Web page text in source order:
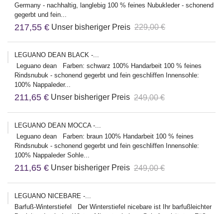
Germany - nachhaltig, langlebig 100 % feines Nubukleder - schonend
gegerbt und fein...
217,55 € Unser bisheriger Preis 229,00 €
LEGUANO DEAN BLACK -...
Leguano dean Farben: schwarz 100% Handarbeit 100 % feines
Rindsnubuk - schonend gegerbt und fein geschliffen Innensohle:
100% Nappaleder...
211,65 € Unser bisheriger Preis 249,00 €
LEGUANO DEAN MOCCA -...
Leguano dean Farben: braun 100% Handarbeit 100 % feines
Rindsnubuk - schonend gegerbt und fein geschliffen Innensohle:
100% Nappaleder Sohle...
211,65 € Unser bisheriger Preis 249,00 €
LEGUANO NICEBARE -...
Barfuß-Winterstiefel Der Winterstiefel nicebare ist Ihr barfußleichter